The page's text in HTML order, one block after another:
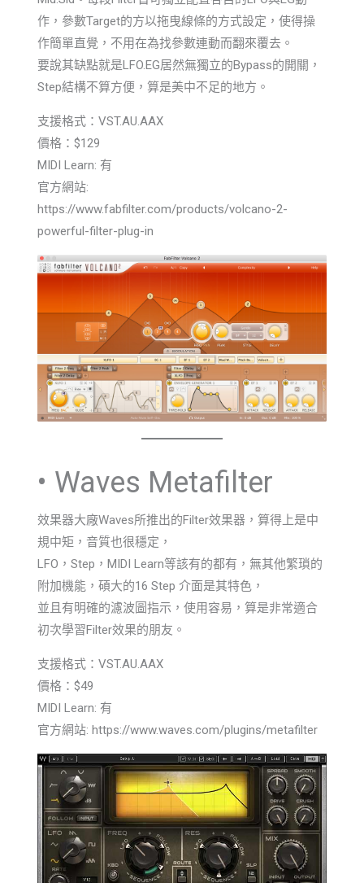
作，參數Target的方以拖曳線條的方式設定，使得操
作簡單直覺，不用在為找參數連動而翻來覆去。
要說其缺點就是LFO.EG居然無獨立的Bypass的開關，
Step結構不算方便，算是美中不足的地方。
支援格式：VST.AU.AAX
價格：$129
MIDI Learn: 有
官方網站:
https://www.fabfilter.com/products/volcano-2-
powerful-filter-plug-in
• Waves Metafilter
效果器大廠Waves所推出的Filter效果器，算得上是中
規中矩，音質也很穩定，
LFO，Step，MIDI Learn等該有的都有，無其他繁瑣的
附加機能，碩大的16 Step 介面是其特色，
並且有明確的濾波圖指示，使用容易，算是非常適合
初次學習Filter效果的朋友。
支援格式：VST.AU.AAX
價格：$49
MIDI Learn: 有
官方網站: https://www.waves.com/plugins/metafilter